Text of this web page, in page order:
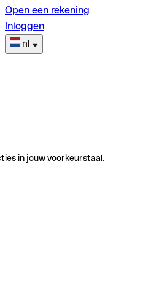
Open een rekening
Inloggen
nl
in jouw voorkeurstaal.